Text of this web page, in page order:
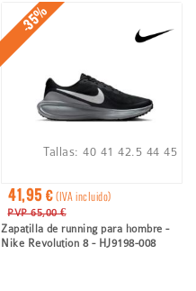
-35%
41,95 €(IVA incluido)
PVP 65,00 €
Zapatilla de running para hombre -
Nike Revolution 8 - HJ9198-008
Tallas:40 41 42.5 44 45